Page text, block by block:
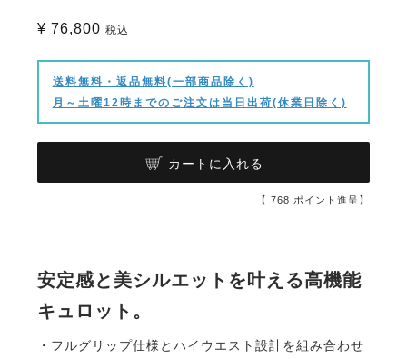
¥ 76,800 税込
送料無料・返品無料(一部商品除く)
月～土曜12時までのご注文は当日出荷(休業日除く)
カートに入れる
【 768 ポイント進呈】
安定感と美シルエットを叶える高機能
キュロット。
・フルグリップ仕様とハイウエスト設計を組み合わせ